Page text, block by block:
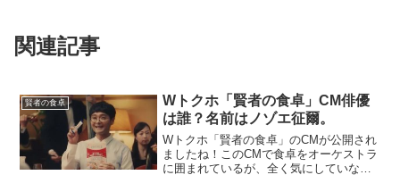
関連記事
賢者の食卓
Wトクホ「賢者の食卓」CM俳優
は誰？名前はノゾエ征爾。
Wトクホ「賢者の食卓」のCMが公開され
ましたね！このCMで食卓をオーケストラ
に囲まれているが、全く気にしていない